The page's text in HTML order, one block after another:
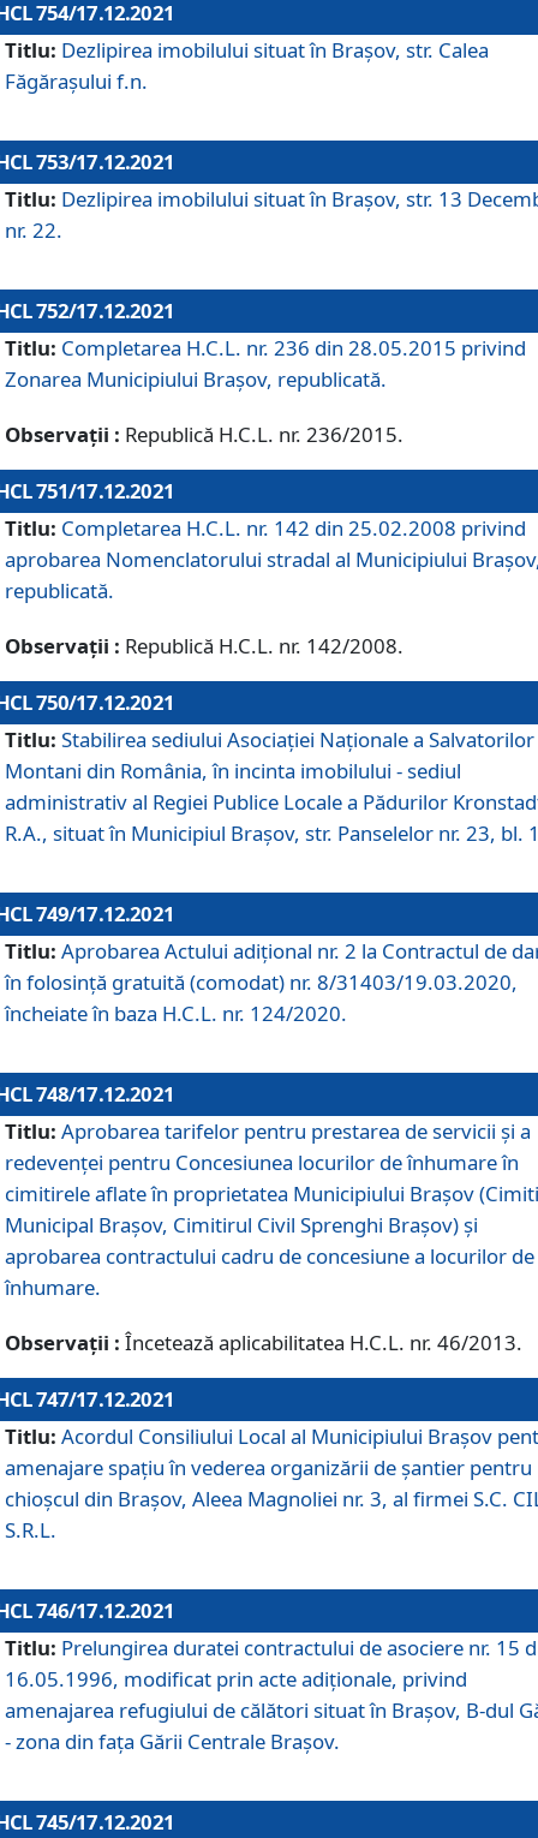
754/17.12.2021
Titlu: Dezlipirea imobilului situat în Brașov, str. Calea
Făgărașului f.n.
753/17.12.2021
Titlu: Dezlipirea imobilului situat în Brașov, str. 13
nr. 22.
752/17.12.2021
Titlu: Completarea H.C.L. nr. 236 din 28.05.2015 privind
Zonarea Municipiului Braşov, republicată.
Observații : Republică H.C.L. nr. 236/2015.
751/17.12.2021
Titlu: Completarea H.C.L. nr. 142 din 25.02.2008 privind
aprobarea Nomenclatorului stradal al Municipiului
republicată.
Observații : Republică H.C.L. nr. 142/2008.
750/17.12.2021
Titlu: Stabilirea sediului Asociației Naționale a Salvatorilor
Montani din România, în incinta imobilului - sediul
administrativ al Regiei Publice Locale a Pădurilor
R.A., situat în Municipiul Braşov, str. Panselelor nr. 23, bl.
749/17.12.2021
Titlu: Aprobarea Actului adițional nr. 2 la Contractul de
în folosință gratuită (comodat) nr. 8/31403/19.03.2020,
încheiate în baza H.C.L. nr. 124/2020.
748/17.12.2021
Titlu: Aprobarea tarifelor pentru prestarea de servicii şi a
redevenţei pentru Concesiunea locurilor de înhumare în
cimitirele aflate în proprietatea Municipiului Braşov
Municipal Braşov, Cimitirul Civil Sprenghi Braşov) şi
aprobarea contractului cadru de concesiune a locurilor de
înhumare.
Observații : Încetează aplicabilitatea H.C.L. nr. 46/2013.
747/17.12.2021
Titlu: Acordul Consiliului Local al Municipiului Braşov
amenajare spațiu în vederea organizării de șantier pentru
chioșcul din Brașov, Aleea Magnoliei nr. 3, al firmei S.C.
S.R.L.
746/17.12.2021
Titlu: Prelungirea duratei contractului de asociere nr. 15
16.05.1996, modificat prin acte adiționale, privind
amenajarea refugiului de călători situat în Brașov, B-dul
- zona din faţa Gării Centrale Brașov.
745/17.12.2021